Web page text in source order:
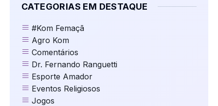
CATEGORIAS EM DESTAQUE
#Kom Femaçã
Agro Kom
Comentários
Dr. Fernando Ranguetti
Esporte Amador
Eventos Religiosos
Jogos